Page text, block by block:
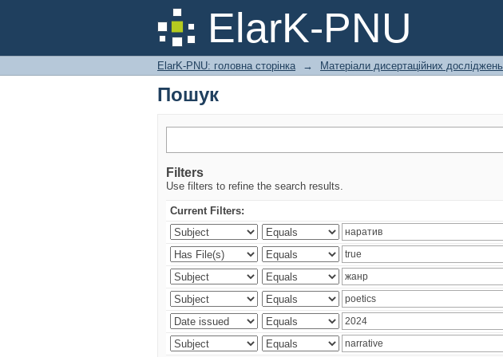
ElarK-PNU
Пошук
ElarK-PNU: головна сторінка → Матеріали дисертаційних досліджень
Пошук
Filters
Use filters to refine the search results.
Current Filters: